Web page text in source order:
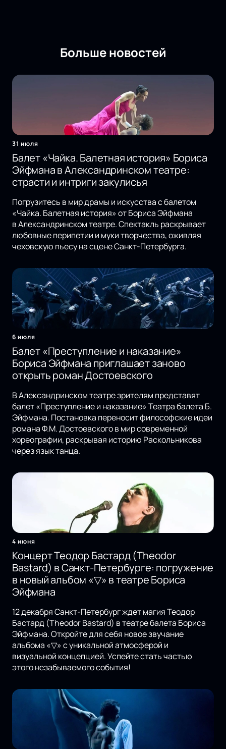
Больше новостей
31 июля
Балет «Чайка. Балетная история» Бориса
Эйфмана в Александринском театре:
страсти и интриги закулисья
Погрузитесь в мир драмы и искусства с балетом
«Чайка. Балетная история» от Бориса Эйфмана
в Александринском театре. Спектакль раскрывает
любовные перипетии и муки творчества, оживляя
чеховскую пьесу на сцене Санкт-Петербурга.
6 июля
Балет «Преступление и наказание»
Бориса Эйфмана приглашает заново
открыть роман Достоевского
В Александринском театре зрителям представят
балет «Преступление и наказание» Театра балета Б.
Эйфмана. Постановка переносит философские идеи
романа Ф.М. Достоевского в мир современной
хореографии, раскрывая историю Раскольникова
через язык танца.
4 июня
Концерт Теодор Бастард (Theodor
Bastard) в Санкт-Петербурге: погружение
в новый альбом «▽» в театре Бориса
Эйфмана
12 декабря Санкт-Петербург ждет магия Теодор
Бастард (Theodor Bastard) в театре балета Бориса
Эйфмана. Откройте для себя новое звучание
альбома «▽» с уникальной атмосферой и
визуальной концепцией. Успейте стать частью
этого незабываемого события!